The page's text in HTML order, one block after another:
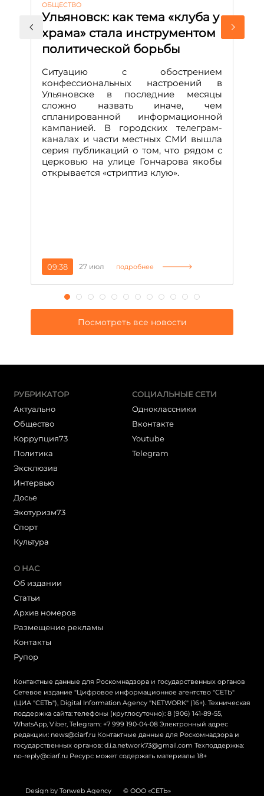
ОБЩЕСТВО
Ульяновск: как тема «клуба у
храма» стала инструментом
политической борьбы
Ситуацию с обострением
конфессиональных настроений в
Ульяновске в последние месяцы
сложно назвать иначе, чем
спланированной информационной
кампанией. В городских телеграм-
каналах и части местных СМИ вышла
серия публикаций о том, что рядом с
церковью на улице Гончарова якобы
открывается «стриптиз клую».
09:38 27 июл подробнее
Посмотреть все новости
РУБРИКАТОР
Актуально
Общество
Коррупция73
Политика
Эксклюзив
Интервью
Досье
Экотуризм73
Cпорт
Культура
СОЦИАЛЬНЫЕ СЕТИ
Одноклассники
Вконтакте
Youtube
Telegram
О НАС
Об издании
Статьи
Архив номеров
Размещение рекламы
Контакты
Рупор
Контактные данные для Роскомнадзора и государственных органов
Сетевое издание "Цифровое информационное агентство "СЕТЬ"
(ЦИА "СЕТЬ"), Digital Information Agency "NETWORK" (16+). Техническая
поддержка сайта: телефоны (круглосуточно): 8 (906) 141-89-55,
WhatsApp, Viber, Telegram: +7 999 190-04-08 Электронный адрес
редакции: news@ciarf.ru Контактные данные для Роскомнадзора и
государственных органов: d.i.a.network73@gmail.com Техподдержка:
no-reply@ciarf.ru Ресурс может содержать материалы 18+
Design by Tonweb Agency © ООО «СЕТЬ»